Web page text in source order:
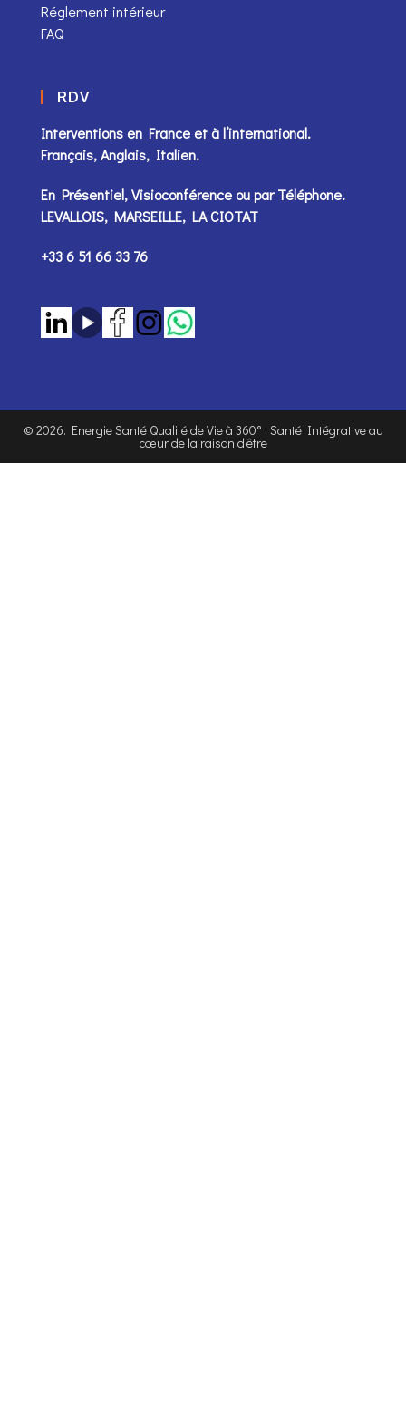
Réglement intérieur
FAQ
RDV
Interventions en France et à l’international.
Français, Anglais, Italien.
En Présentiel, Visioconférence ou parTéléphone.
LEVALLOIS, MARSEILLE, LA CIOTAT
+33 6 51 66 33 76
© 2026. Energie Santé Qualité de Vie à 360° : Santé Intégrative au
cœur de la raison d'être